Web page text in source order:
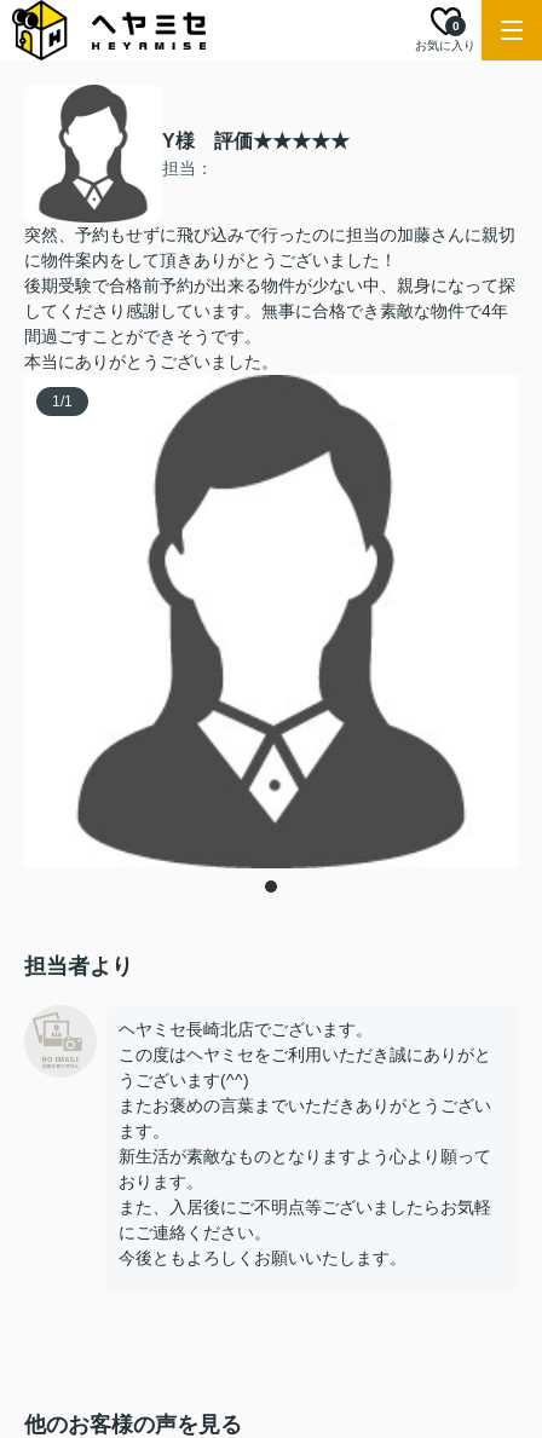
お気に入り
0
Y様 評価★★★★★
担当：
突然、予約もせずに飛び込みで行ったのに担当の加藤さんに親切
に物件案内をして頂きありがとうございました！
後期受験で合格前予約が出来る物件が少ない中、親身になって探
してくださり感謝しています。無事に合格でき素敵な物件で4年
間過ごすことができそうです。
本当にありがとうございました。
1/1
担当者より
ヘヤミセ長崎北店でございます。
この度はヘヤミセをご利用いただき誠にありがと
うございます(^^)
またお褒めの言葉までいただきありがとうござい
ます。
新生活が素敵なものとなりますよう心より願って
おります。
また、入居後にご不明点等ございましたらお気軽
にご連絡ください。
今後ともよろしくお願いいたします。
他のお客様の声を見る